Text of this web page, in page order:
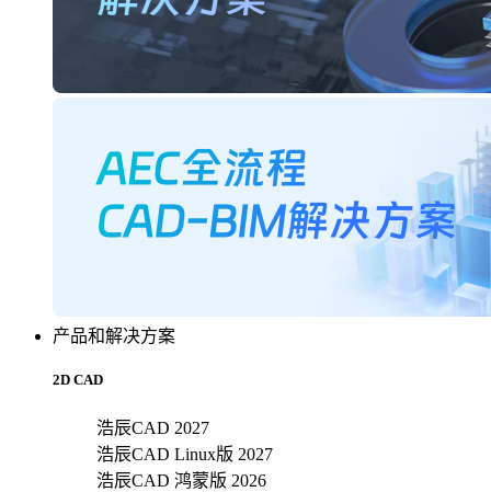
产品和解决方案
2D CAD
浩辰CAD 2027
浩辰CAD Linux版 2027
浩辰CAD 鸿蒙版 2026